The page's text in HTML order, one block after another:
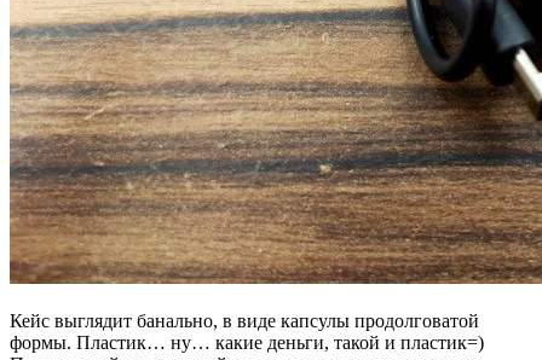
Кейс выглядит банально, в виде капсулы продолговатой
формы. Пластик… ну… какие деньги, такой и пластик=)